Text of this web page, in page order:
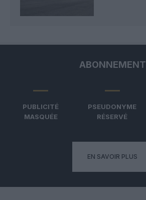
ABONNEMENT
PUBLICITÉ
MASQUÉE
PSEUDONYME
RÉSERVÉ
EN SAVOIR PLUS